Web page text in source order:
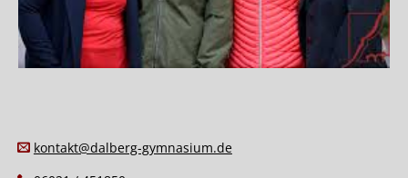
kontakt@dalberg-gymnasium.de